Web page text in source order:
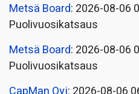
Metsä Board: 2026-08-06
Puolivuosikatsaus
Metsä Board: 2026-08-06
Puolivuosikatsaus